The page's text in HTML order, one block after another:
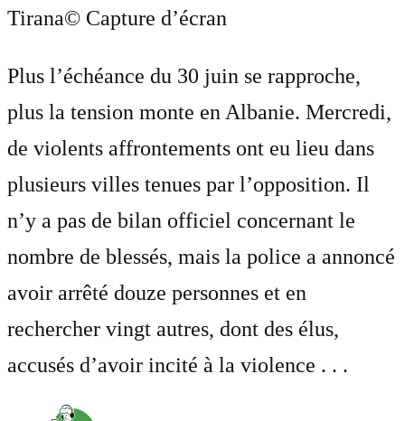
Tirana© Capture d’écran
Plus l’échéance du 30 juin se rapproche,
plus la tension monte en Albanie. Mercredi,
de violents affrontements ont eu lieu dans
plusieurs villes tenues par l’opposition. Il
n’y a pas de bilan officiel concernant le
nombre de blessés, mais la police a annoncé
avoir arrêté douze personnes et en
rechercher vingt autres, dont des élus,
accusés d’avoir incité à la violence . . .